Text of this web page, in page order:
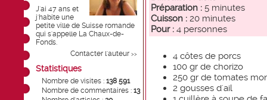
J'ai 47 ans et
j'habite une
petite ville de Suisse romande
qui s'appelle La Chaux-de-
Fonds.
Contacter l'auteur >>
Statistiques
Nombre de visites : 138 591
Nombre de commentaires : 13
Préparation : 5 minutes
Cuisson : 20 minutes
Pour : 4 personnes
4 côtes de porcs
100 gr de chorizo
250 gr de tomates
2 gousses d'ail